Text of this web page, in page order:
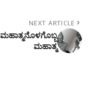
NEXT ARTICLE
ಮಹಾತ್ಮನೊಳಗೊಬ್ಬ
ಮಹಾತ್ಮ